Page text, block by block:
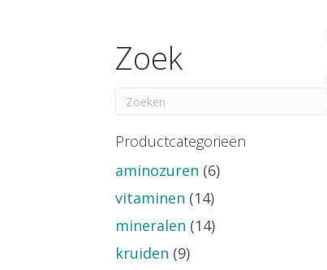
Zoek
Productcategorieën
aminozuren (6)
vitaminen (14)
mineralen (14)
kruiden (9)